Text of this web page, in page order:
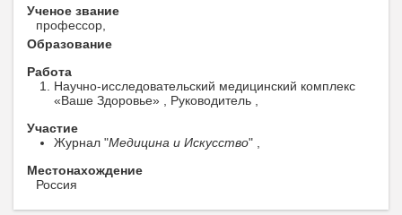
Ученое звание
профессор,
Образование
Работа
Научно-исследовательский медицинский комплекс
«Ваше Здоровье» , Руководитель ,
Участие
Журнал "Медицина и Искусство" ,
Местонахождение
Россия